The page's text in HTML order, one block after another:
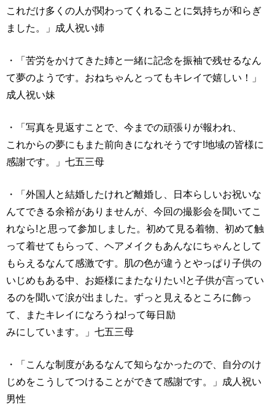
これだけ多くの人が関わってくれることに気持ちが和らぎ
ました。」成人祝い姉
・「苦労をかけてきた姉と一緒に記念を振袖で残せるなん
て夢のようです。おねちゃんとってもキレイで嬉しい！」
成人祝い妹
・「写真を見返すことで、今までの頑張りが報われ、
これからの夢にもまた前向きになれそうです!地域の皆様に
感謝です。」七五三母
・「外国人と結婚したけれど離婚し、日本らしいお祝いな
んてできる余裕がありませんが、今回の撮影会を聞いてこ
れなら!と思って参加しました。初めて見る着物、初めて触
って着せてもらって、ヘアメイクもあんなにちゃんとして
もらえるなんて感激です。肌の色が違うとやっぱり子供の
いじめもある中、お姫様にまたなりたい!と子供が言ってい
るのを聞いて涙が出ました。ずっと見えるところに飾っ
て、またキレイになろうね!って毎日励
みにしています。」七五三母
・「こんな制度があるなんて知らなかったので、自分のけ
じめをこうしてつけることができて感謝です。」成人祝い
男性